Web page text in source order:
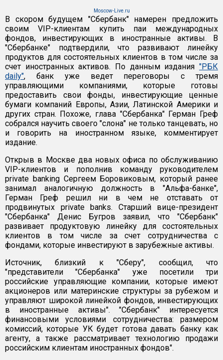
Moscow-Live.ru
В скором будущем "Сбербанк" намерен предложить
своим VIP-клиентам купить паи международных
фондов, инвестирующих в иностранные активы. В
"Сбербанке" подтвердили, что развивают линейку
продуктов для состоятельных клиентов в том числе за
счет иностранных активов. По данным издания "РБК
daily", банк уже ведет переговоры с тремя
управляющими компаниями, которые готовы
предоставить свои фонды, инвестирующие ценные
бумаги компаний Европы, Азии, Латинской Америки и
других стран. Похоже, глава "Сбербанка" Герман Греф
собрался научить своего "слона" не только танцевать, но
и говорить на иностранном языке, комментирует
издание.
Открыв в Москве два новых офиса по обслуживанию
VIP-клиентов и пополнив команду руководителем
private banking Сергеем Боровиковым, который ранее
занимал аналогичную должность в "Альфа-банке",
Герман Греф решил ни в чем не отставать от
продвинутых private banks. Старший вице-президент
"Сбербанка" Денис Бугров заявил, что "Сбербанк"
развивает продуктовую линейку для состоятельных
клиентов в том числе за счет сотрудничества с
фондами, которые инвестируют в зарубежные активы.
Источник,близкий к "Сберу", сообщил, что
"представители "Сбербанка" уже посетили три
российские управляющие компании, которые имеют
акционеров или материнские структуры за рубежом и
управляют широкой линейкой фондов, инвестирующих
в иностранные активы". "Сбербанк" интересуется
финансовыми условиями сотрудничества: размером
комиссий, которые УК будет готова давать банку как
агенту, а также рассматривает технологию продажи
российским клиентам иностранных фондов".